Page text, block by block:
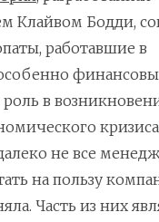
Клайвом Бодди,
работавшие в
в
кризиса
не все
на пользу
Часть из них